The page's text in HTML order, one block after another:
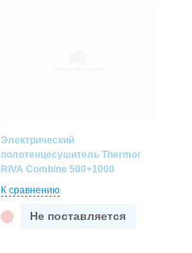
Электрический
полотенцесушитель Thermor
RIVA Combine 500+1000
К сравнению
Не поставляется